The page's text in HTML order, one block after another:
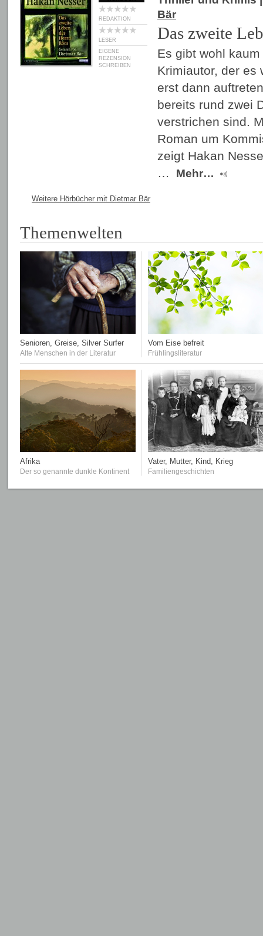
REDAKTION
LESER
EIGENE
REZENSION
SCHREIBEN
Bär
Das zweite
Es gibt wohl
Krimiautor, der es
erst dann
bereits rund zwei
verstrichen sind.
Roman um
zeigt Hakan
…
Mehr…
Weitere Hörbücher mit Dietmar Bär
Themenwelten
Senioren, Greise, Silver Surfer
Alte Menschen in der Literatur
Vom Eise befreit
Frühlingsliteratur
Afrika
Der so genannte dunkle Kontinent
Vater, Mutter, Kind, Krieg
Familiengeschichten